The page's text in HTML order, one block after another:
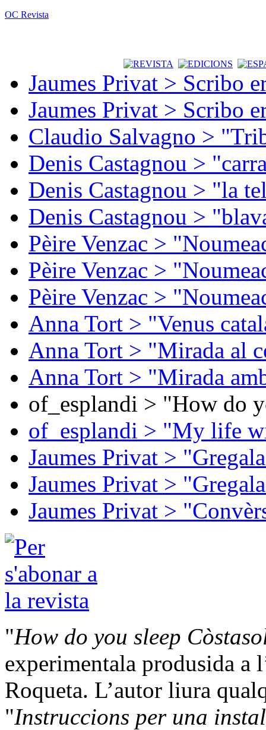
OC Revista
Jaumes Privat > Scribo
Jaumes Privat > Scribo
Claudio Salvagno >
Denis Castagnou >
Denis Castagnou > "la
Denis Castagnou >
Pèire Venzac >
Pèire Venzac >
Pèire Venzac >
Anna Tort > "Venus
Anna Tort > "Mirada al
Anna Tort > "Mirada
of_esplandi > "How do
of_esplandi > "My life
Jaumes Privat >
Jaumes Privat >
Jaumes Privat >
"How do you sleep
experimentala produsida a
Roqueta. L’autor liura
"Instruccions per una